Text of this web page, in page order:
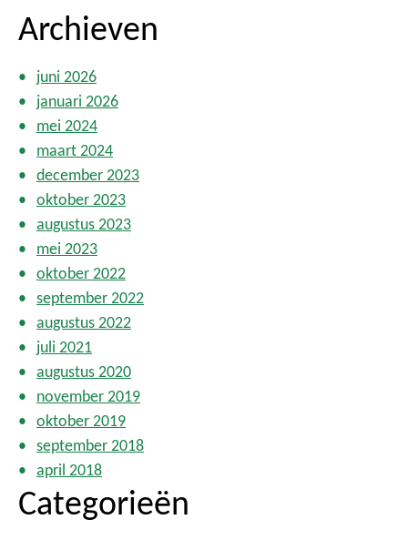
Archieven
juni 2026
januari 2026
mei 2024
maart 2024
december 2023
oktober 2023
augustus 2023
mei 2023
oktober 2022
september 2022
augustus 2022
juli 2021
augustus 2020
november 2019
oktober 2019
september 2018
april 2018
Categorieën